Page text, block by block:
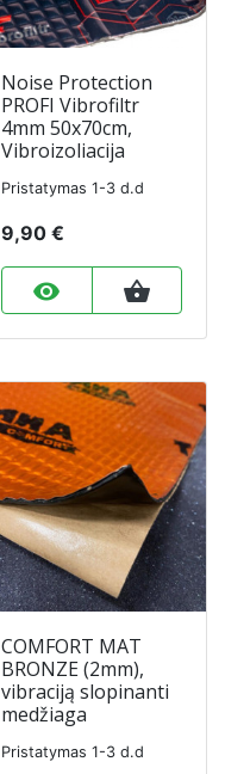
Noise Protection
PROFI Vibrofiltr
4mm 50x70cm,
Vibroizoliacija
Pristatymas 1-3 d.d
9,90 €
remove_red_eye shopping_basket
COMFORT MAT
BRONZE (2mm),
vibraciją slopinanti
medžiaga
Pristatymas 1-3 d.d